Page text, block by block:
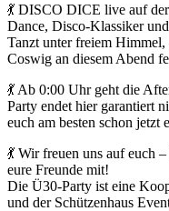
💃 DISCO DICE live auf
Dance, Disco-Klassiker
Tanzt unter freiem
Coswig an diesem Abend
💃 Ab 0:00 Uhr geht die
Party endet hier garantiert
euch am besten schon jetzt
💃 Wir freuen uns auf euch
eure Freunde mit!
Die Ü30-Party ist eine
und der Schützenhaus